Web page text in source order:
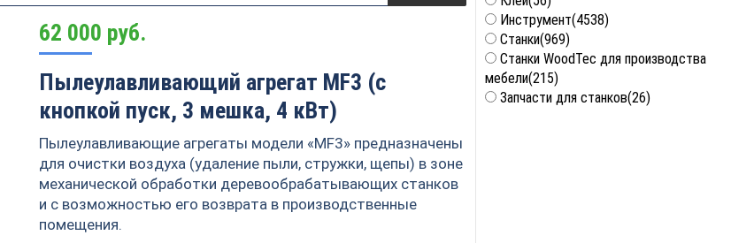
62 000 руб.
Пылеулавливающий агрегат MF3 (с
кнопкой пуск, 3 мешка, 4 кВт)
Пылеулавливающие агрегаты модели «MF3» предназначены
для очистки воздуха (удаление пыли, стружки, щепы) в зоне
механической обработки деревообрабатывающих станков
и с возможностью его возврата в производственные
помещения.
Инструмент(4538)
Станки(969)
Станки WoodTec для производства
мебели(215)
Запчасти для станков(26)